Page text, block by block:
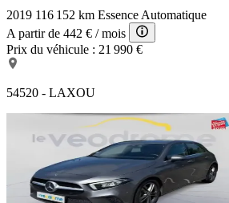
2019 116 152 km Essence Automatique
A partir de 442 € / mois
Prix du véhicule : 21 990 €
54520 - LAXOU